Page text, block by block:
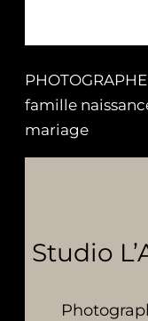
famille
mariage
Studio